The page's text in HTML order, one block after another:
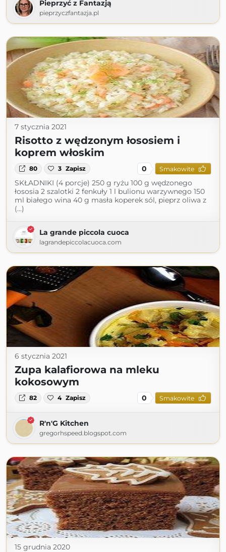
Pieprzyć z Fantazją
pieprzyczfantazja.pl
7 stycznia 2021
Risotto z wędzonym łososiem i
koprem włoskim
80 3 Zapisz 0 Smakowite
SKŁADNIKI (4 porcje) 250 g ryżu 100 g wędzonego
łososia 2 szalotki 2 fenkuły 1 l bulionu warzywnego 150
ml białego wina 40 g masła koperek sól, pieprz oliwa z
(...)
La grande piccola cuoca
lagrandepiccolacuoca.com
6 stycznia 2021
Zupa kalafiorowa na mleku
kokosowym
82 4 Zapisz 0 Smakowite
R'n'G Kitchen
gregorhspeed.blogspot.com
15 grudnia 2020